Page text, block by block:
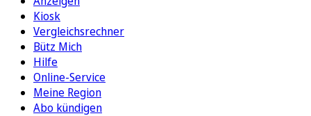
Kiosk
Vergleichsrechner
Bütz Mich
Hilfe
Online-Service
Meine Region
Abo kündigen